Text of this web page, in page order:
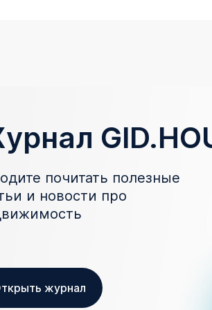
почитать полезные
и новости про
журнал